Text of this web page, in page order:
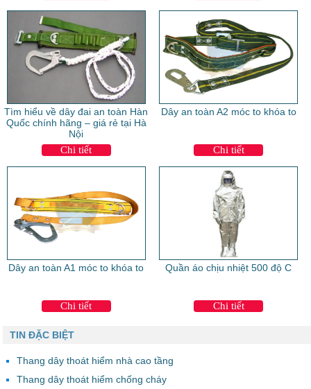
Tìm hiểu về dây đai an toàn Hàn
Quốc chính hãng – giá rẻ tại Hà
Nội
Chi tiết
Dây an toàn A2 móc to khóa to
Chi tiết
Dây an toàn A1 móc to khóa to
Chi tiết
Quần áo chịu nhiệt 500 độ C
Chi tiết
TIN ĐẶC BIỆT
Thang dây thoát hiểm nhà cao tầng
Thang dây thoát hiểm chống cháy